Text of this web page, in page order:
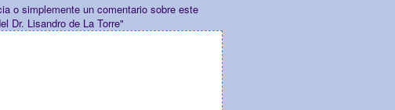
o simplemente un comentario sobre este
Dr. Lisandro de La Torre"